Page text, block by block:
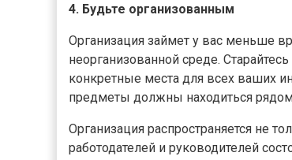
4. Будьте организованным
Организация займет у вас меньше
неорганизованной среде.
конкретные места для всех ваших
предметы должны находиться
Организация распространяется не
работодателей и руководителей